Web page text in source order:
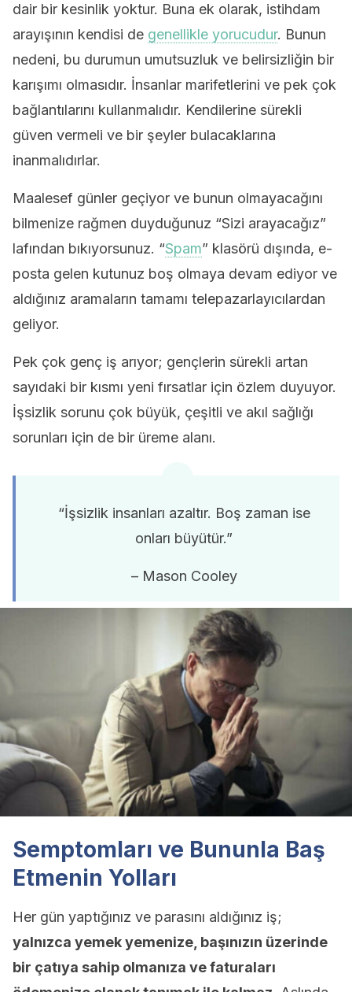
dair bir kesinlik yoktur. Buna ek olarak, istihdam
arayışının kendisi de genellikle yorucudur. Bunun
nedeni, bu durumun umutsuzluk ve belirsizliğin bir
karışımı olmasıdır. İnsanlar marifetlerini ve pek çok
bağlantılarını kullanmalıdır. Kendilerine sürekli
güven vermeli ve bir şeyler bulacaklarına
inanmalıdırlar.
Maalesef günler geçiyor ve bunun olmayacağını
bilmenize rağmen duyduğunuz “Sizi arayacağız”
lafından bıkıyorsunuz. “Spam” klasörü dışında, e-
posta gelen kutunuz boş olmaya devam ediyor ve
aldığınız aramaların tamamı telepazarlayıcılardan
geliyor.
Pek çok genç iş arıyor; gençlerin sürekli artan
sayıdaki bir kısmı yeni fırsatlar için özlem duyuyor.
İşsizlik sorunu çok büyük, çeşitli ve akıl sağlığı
sorunları için de bir üreme alanı.
“İşsizlik insanları azaltır. Boş zaman ise
onları büyütür.”
– Mason Cooley
Semptomları ve Bununla Baş
Etmenin Yolları
Her gün yaptığınız ve parasını aldığınız iş;
yalnızca yemek yemenize, başınızın üzerinde
bir çatıya sahip olmanıza ve faturaları